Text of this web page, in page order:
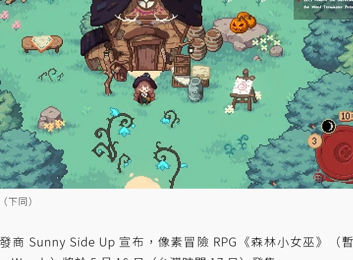
同）
商 Sunny Side Up 宣布，像素冒險 RPG《森林小女巫》（